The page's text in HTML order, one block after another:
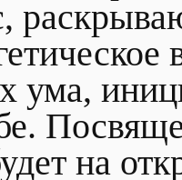
ума,
на